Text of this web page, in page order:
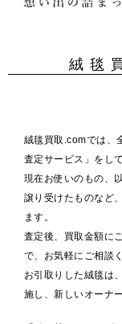
絨毯
絨毯買取.comでは、
査定サービス」をし
現在お使いのもの、
譲り受けたものなど
ます。
査定後、買取金額に
で、お気軽にご相談
お引取りした絨毯は
施し、新しいオーナ